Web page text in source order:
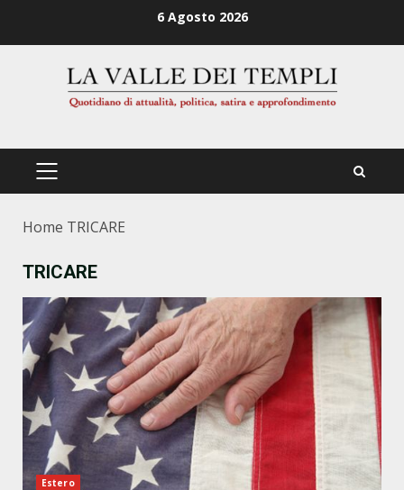
6 Agosto 2026
PRIMÄRES
Home TRICARE
TRICARE
Estero